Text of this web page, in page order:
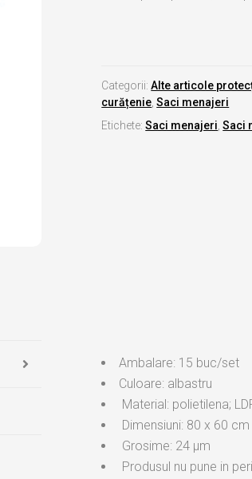
Categorii:Alte articole
curățenie,Saci menajeri
Etichete:Saci menajeri,Saci
Ambalare: 15 buc/set
Culoare: albastru
Material: polietilena;
Dimensiuni: 80 x 60 cm
Grosime: 24 μm
Produsul nu pune in